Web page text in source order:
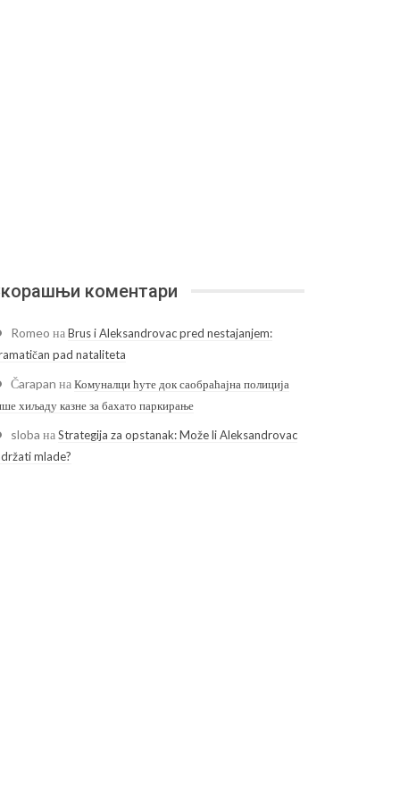
коментари
Romeo наBrus i Aleksandrovac pred nestajanjem:
pad nataliteta
Čarapan наКомуналци ћуте док саобраћајна полиција
хиљаду казне за бахато паркирање
sloba наStrategija za opstanak: Može li Aleksandrovac
mlade?